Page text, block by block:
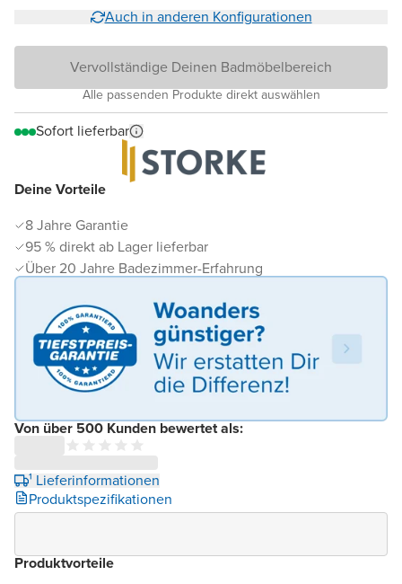
Deine Vorteile
8 Jahre Garantie
95 % direkt ab Lager lieferbar
Über 20 Jahre Badezimmer-Erfahrung
Von über 500 Kunden bewertet als:
¹ Lieferinformationen
Produktspezifikationen
Auch in anderen Konfigurationen
Vervollständige Deinen Badmöbelbereich
Alle passenden Produkte direkt auswählen
Sofort lieferbar
Produktvorteile